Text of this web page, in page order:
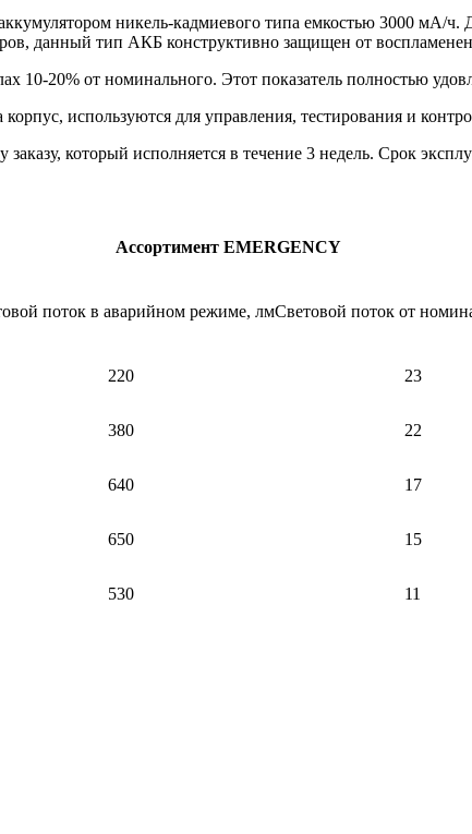
никель-кадмиевого типа емкостью 3000 мА/ч.
данный тип АКБ конструктивно защищен от
10-20% от номинального. Этот показатель полностью
используются для управления, тестирования и
который исполняется в течение 3 недель. Срок
Ассортимент EMERGENCY
поток в аварийном режиме, лмСветовой поток от
220 23
380 22
640 17
650 15
530 11